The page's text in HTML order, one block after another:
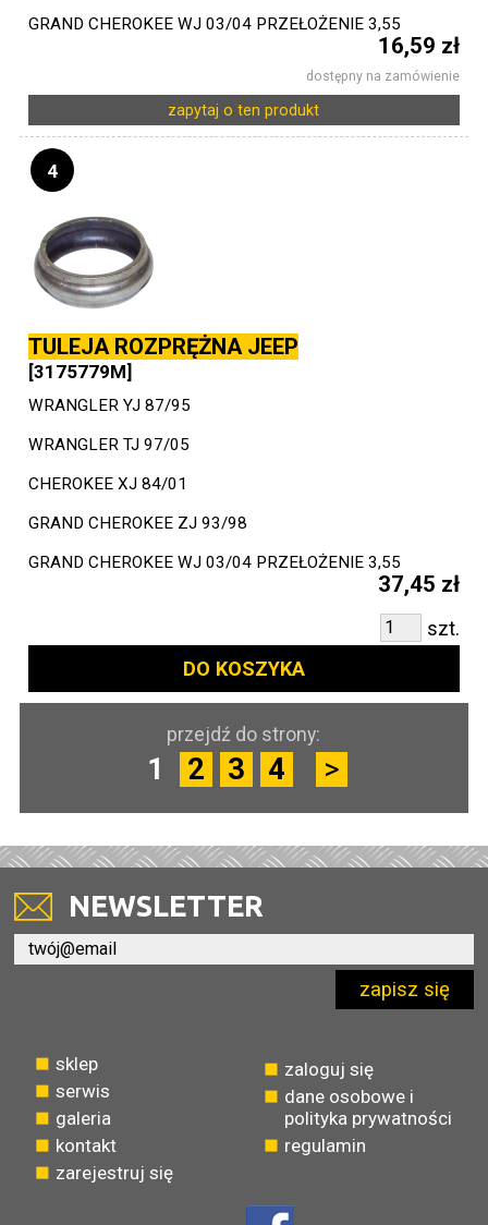
GRAND CHEROKEE WJ 03/04 PRZEŁOŻENIE 3,55
16,59 zł
dostępny na zamówienie
zapytaj o ten produkt
4
TULEJA ROZPRĘŻNA JEEP
[3175779M]
WRANGLER YJ 87/95
WRANGLER TJ 97/05
CHEROKEE XJ 84/01
GRAND CHEROKEE ZJ 93/98
GRAND CHEROKEE WJ 03/04 PRZEŁOŻENIE 3,55
37,45 zł
szt.
DO KOSZYKA
przejdź do strony:
1 2 3 4 >
NEWSLETTER
zapisz się
sklep
serwis
galeria
kontakt
zarejestruj się
zaloguj się
dane osobowe i
polityka prywatności
regulamin